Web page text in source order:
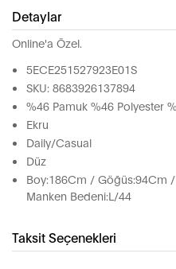
Detaylar
Online'a Özel.
5ECE251527923E01S
SKU: 8683926137894
%46 Pamuk %46 Polyester
Ekru
Daily/Casual
Düz
Boy:186Cm / Göğüs:94Cm
Manken Bedeni:L/44
Taksit Seçenekleri